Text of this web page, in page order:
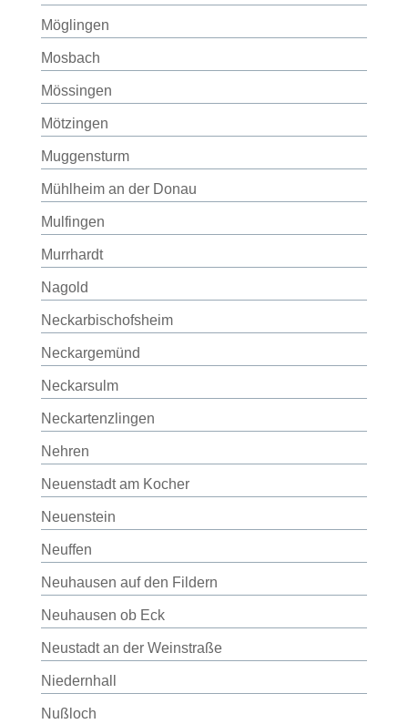
Möglingen
Mosbach
Mössingen
Mötzingen
Muggensturm
Mühlheim an der Donau
Mulfingen
Murrhardt
Nagold
Neckarbischofsheim
Neckargemünd
Neckarsulm
Neckartenzlingen
Nehren
Neuenstadt am Kocher
Neuenstein
Neuffen
Neuhausen auf den Fildern
Neuhausen ob Eck
Neustadt an der Weinstraße
Niedernhall
Nußloch